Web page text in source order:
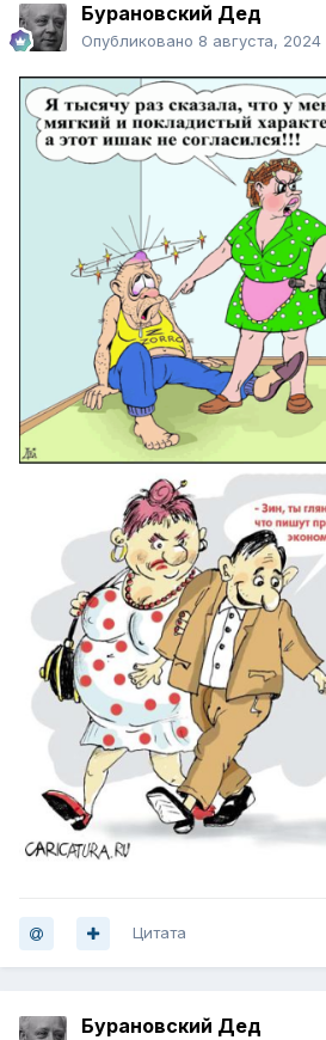
Бурановский Дед
Опубликовано 8 августа, 2024
Цитата
Бурановский Дед